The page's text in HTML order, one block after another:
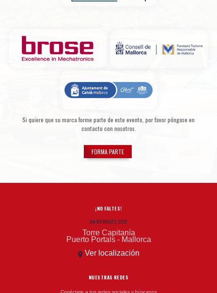
Si quiere que su marca forme parte de este evento, por favor póngase en
contacto con nosotros.
FORMA PARTE
¡NO FALTES!
04-06 MARZO, 2027
Torre Capitanía
Puerto Portals - Mallorca
Ver localización
NUESTRAS REDES
Conéctate a tus redes sociales y búscanos